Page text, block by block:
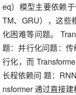
eq）模型主要依赖
TM、GRU），这些
化困难等问题。
题：并行化问题：
行化，而
长程依赖问 题：
nsformer 通过直接